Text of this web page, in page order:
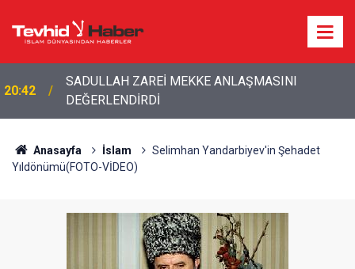
20:20 Bakan Fidan'dan son dakika açıklamalar!
Anasayfa İslam
Selimhan Yandarbiyev'in Şehadet
Yıldönümü(FOTO-VİDEO)